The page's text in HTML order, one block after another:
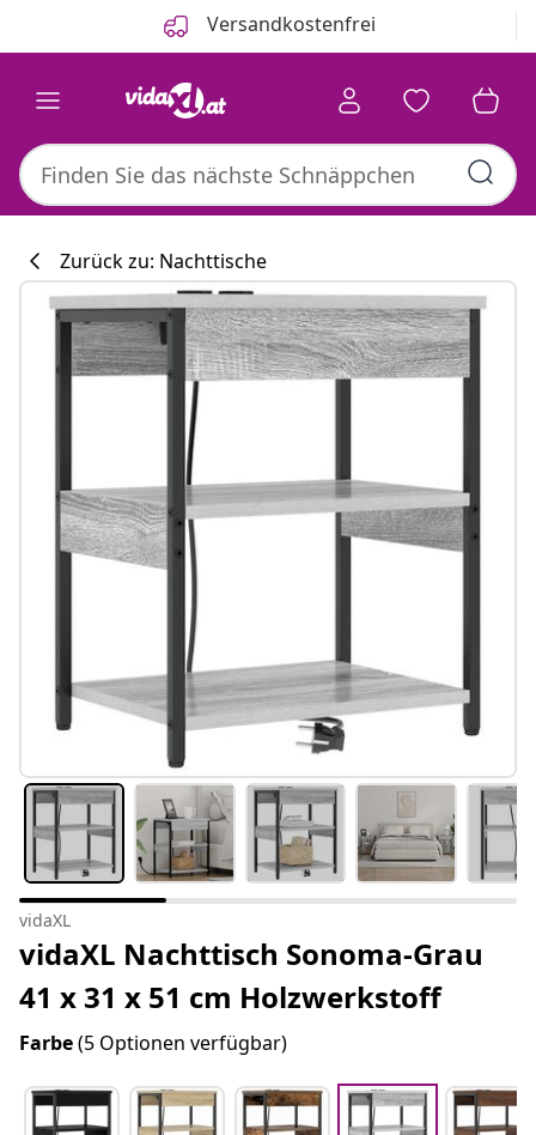
Versandkostenfrei
#sharemevidaxl
Zurück zu: Nachttische
vidaXL
vidaXL Nachttisch Sonoma-Grau
41 x 31 x 51 cm Holzwerkstoff
Farbe(5 Optionen verfügbar)